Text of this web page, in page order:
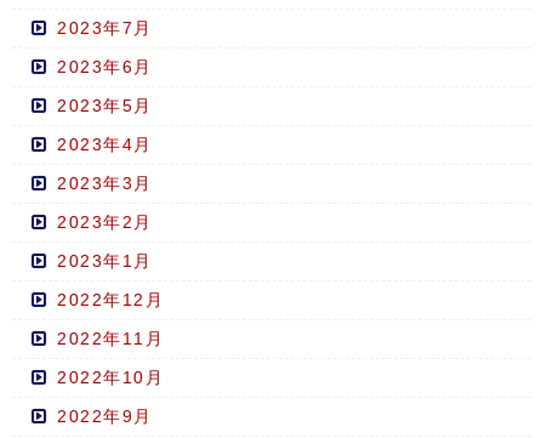
2023年7月
2023年6月
2023年5月
2023年4月
2023年3月
2023年2月
2023年1月
2022年12月
2022年11月
2022年10月
2022年9月